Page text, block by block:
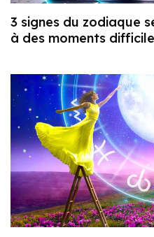
3 signes du zodiaque
à des moments